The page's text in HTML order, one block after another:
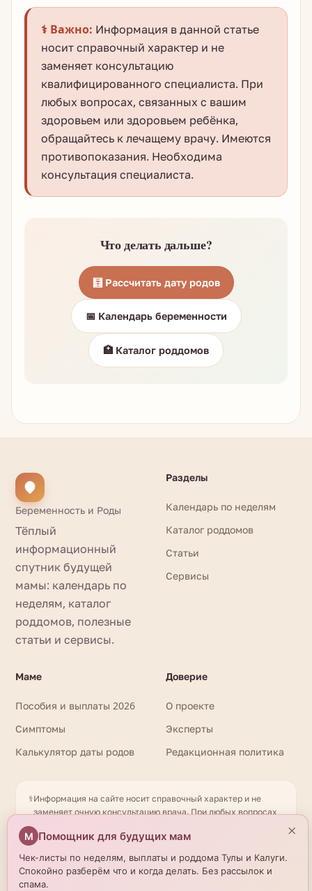
⚕️ Важно: Информация в данной статье
носит справочный характер и не
заменяет консультацию
квалифицированного специалиста. При
любых вопросах, связанных с вашим
здоровьем или здоровьем ребёнка,
обращайтесь к лечащему врачу. Имеются
противопоказания. Необходима
консультация специалиста.
Что делать дальше?
🧮 Рассчитать дату родов
📅 Календарь беременности
🏥 Каталог роддомов
Беременность и Роды
Тёплый
информационный
спутник будущей
мамы: календарь по
неделям, каталог
роддомов, полезные
статьи и сервисы.
Разделы
Календарь по неделям
Каталог роддомов
Статьи
Сервисы
Маме
Пособия и выплаты 2026
Симптомы
Калькулятор даты родов
Доверие
О проекте
Эксперты
Редакционная политика
⚕️Информация на сайте носит справочный характер и не
заменяет очную консультацию врача. При любых вопросах
здоровья обращайтесь к квалифицированному
специалисту. Имеются противопоказания. Необходима
консультация специалиста. Данные о роддомах получены
из открытых источников и могут отличаться от актуальной
информации — уточняйте по телефону. © 2026
М Помощник для будущих мам
Чек-листы по неделям, выплаты и роддома Тулы и Калуги.
Спокойно разберём что и когда делать. Без рассылок и
спама.
×